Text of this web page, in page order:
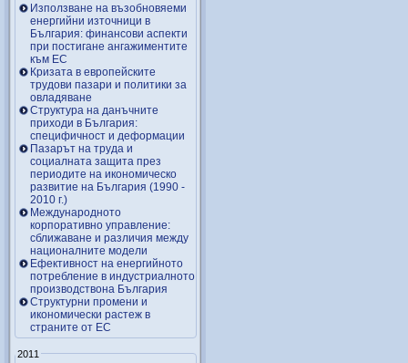
Използване на възобновяеми
енергийни източници в
България: финансови аспекти
при постигане ангажиментите
към ЕС
Кризата в европейските
трудови пазари и политики за
овладяване
Структура на данъчните
приходи в България:
специфичност и деформации
Пазарът на труда и
социалната защита през
периодите на икономическо
развитие на България (1990 -
2010 г.)
Международното
корпоративно управление:
сближаване и различия между
националните модели
Ефективност на енергийното
потребление в индустриалното
производствона България
Структурни промени и
икономически растеж в
страните от ЕС
2011